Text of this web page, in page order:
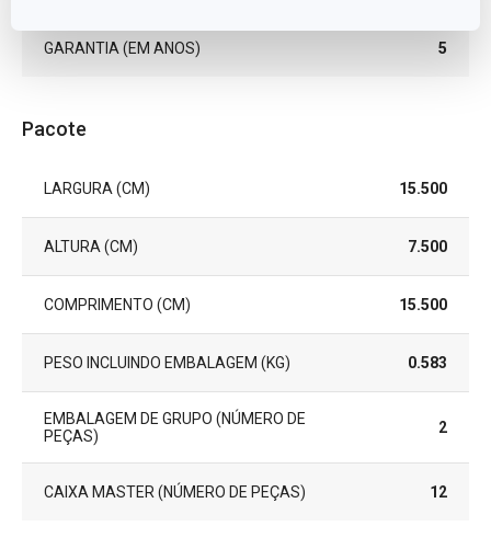
GARANTIA (EM ANOS) 5
Pacote
LARGURA (CM) 15.500
ALTURA (CM) 7.500
COMPRIMENTO (CM) 15.500
PESO INCLUINDO EMBALAGEM (KG) 0.583
EMBALAGEM DE GRUPO (NÚMERO DE
PEÇAS)
2
CAIXA MASTER (NÚMERO DE PEÇAS) 12